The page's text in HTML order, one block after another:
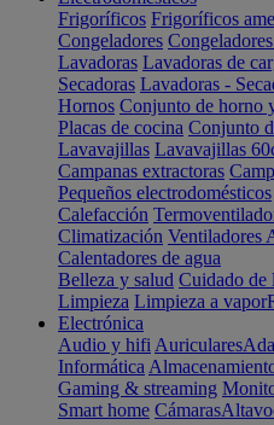
Frigoríficos Frigoríficos
Congeladores
Lavadoras Lavadoras de
Secadoras Lavadoras -
Hornos Conjunto de horno
Placas de cocina Conjunto
Lavavajillas Lavavajillas
Campanas extractoras
Pequeños electrodomésticos
Calefacción
Climatización Ventiladores
Calentadores de agua
Belleza y salud Cuidado de
Limpieza Limpieza a vapor
Electrónica
Audio y hifi Auriculares
Informática
Gaming & streaming
Smart home Cámaras